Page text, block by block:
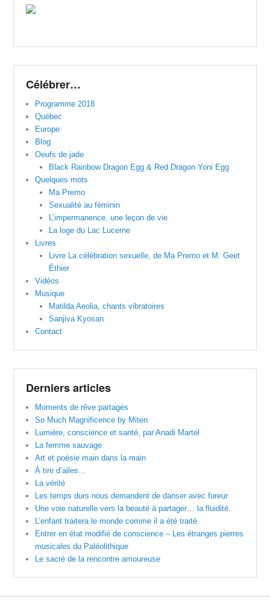
Célébrer…
Programme 2018
Québec
Europe
Blog
Oeufs de jade
Black Rainbow Dragon Egg & Red Dragon Yoni Egg
Quelques mots
Ma Premo
Sexualité au féminin
L’impermanence, une leçon de vie
La loge du Lac Lucerne
Livres
Livre La célébration sexuelle, de Ma Premo et M. Geet
Éthier
Vidéos
Musique
Matilda Aeolia, chants vibratoires
Sanjiva Kyosan
Contact
Derniers articles
Moments de rêve partagés
So Much Magnificence by Miten
Lumière, conscience et santé, par Anadi Martel
La femme sauvage
Art et poésie main dans la main
À tire d’ailes…
La vérité
Les temps durs nous demandent de danser avec fureur
Une voie naturelle vers la beauté à partager… la fluidité.
L’enfant traitera le monde comme il a été traité
Entrer en état modifié de conscience – Les étranges pierres
musicales du Paléolithique
Le sacré de la rencontre amoureuse